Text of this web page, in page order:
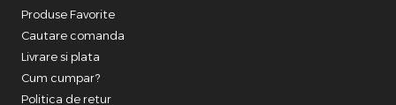
Produse Favorite
Cautare comanda
Livrare si plata
Cum cumpar?
Politica de retur